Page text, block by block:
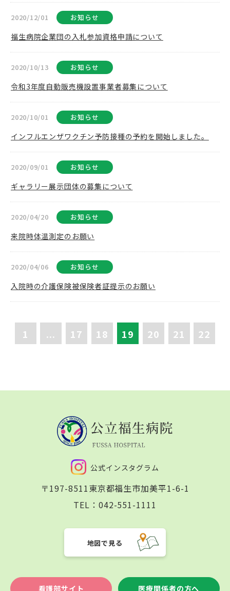
2020/12/01 お知らせ
福生病院企業団の入札参加資格申請について
2020/10/13 お知らせ
令和3年度自動販売機設置事業者募集について
2020/10/01 お知らせ
インフルエンザワクチン予防接種の予約を開始しました。
2020/09/01 お知らせ
ギャラリー展示団体の募集について
2020/04/20 お知らせ
来院時体温測定のお願い
2020/04/06 お知らせ
入院時の介護保険被保険者証提示のお願い
1 ... 17 18 19 20 21 22
公式インスタグラム
〒197-8511東京都福生市加美平1-6-1
TEL： 042-551-1111
地図で見る
看護部サイト 医療関係者の方へ